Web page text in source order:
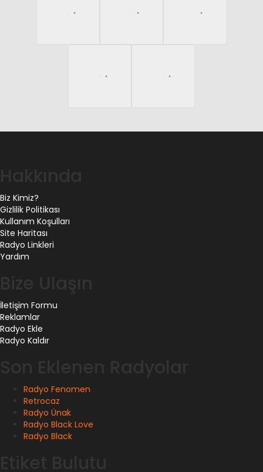
Biz Kimiz?
Gizlilik Politikası
Kullanım Koşulları
Site Haritası
Radyo Linkleri
Yardım
İletişim Formu
Reklamlar
Radyo Ekle
Radyo Kaldır
Radyo Fenomen
Retrocaz
Radyo Ünak
Radyo Black Love
Radyo Black